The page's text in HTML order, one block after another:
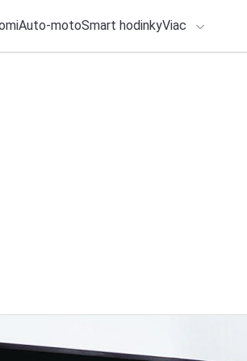
Auto-motoSmart hodinkyViac